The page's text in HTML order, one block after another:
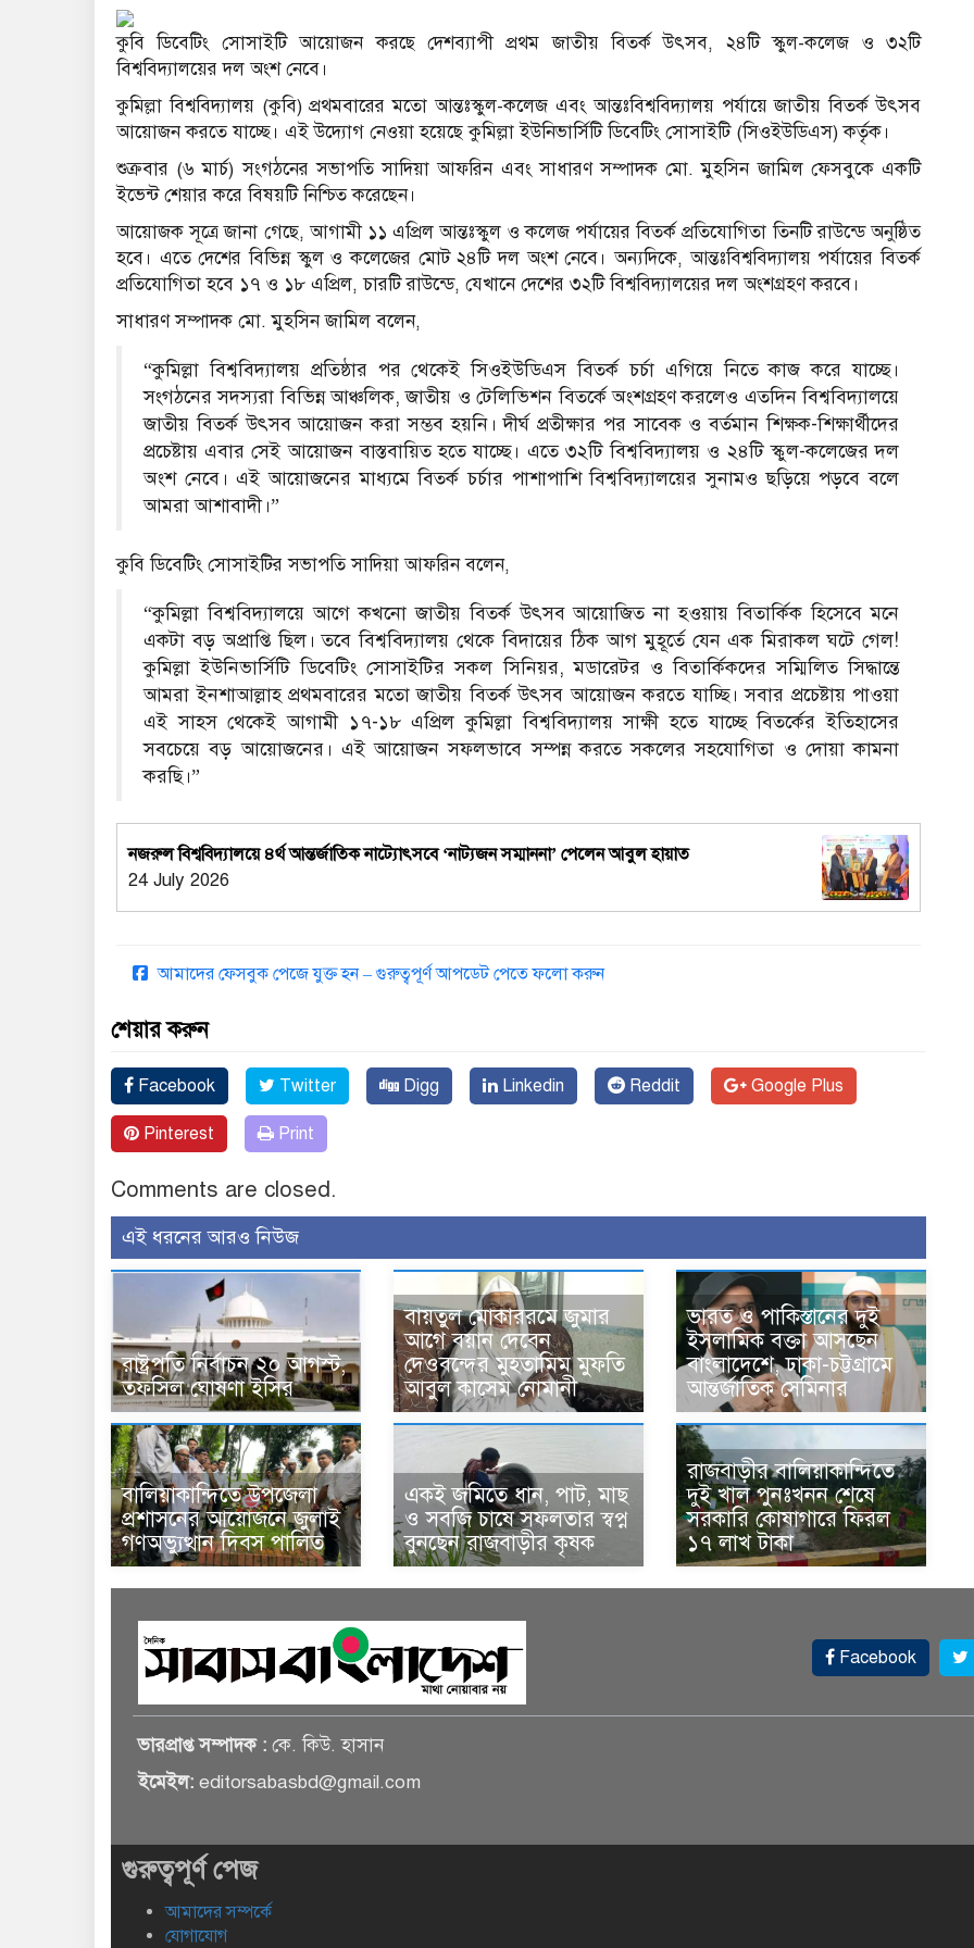
কুবি ডিবেটিং সোসাইটি আয়োজন করছে দেশব্যাপী প্রথম জাতীয় বিতর্ক উৎসব, ২৪টি স্কুল-কলেজ ও ৩২টি
বিশ্ববিদ্যালয়ের দল অংশ নেবে।
কুমিল্লা বিশ্ববিদ্যালয় (কুবি) প্রথমবারের মতো আন্তঃস্কুল-কলেজ এবং আন্তঃবিশ্ববিদ্যালয় পর্যায়ে জাতীয় বিতর্ক উৎসব
আয়োজন করতে যাচ্ছে। এই উদ্যোগ নেওয়া হয়েছে কুমিল্লা ইউনিভার্সিটি ডিবেটিং সোসাইটি (সিওইউডিএস) কর্তৃক।
শুক্রবার (৬ মার্চ) সংগঠনের সভাপতি সাদিয়া আফরিন এবং সাধারণ সম্পাদক মো. মুহসিন জামিল ফেসবুকে একটি
ইভেন্ট শেয়ার করে বিষয়টি নিশ্চিত করেছেন।
আয়োজক সূত্রে জানা গেছে, আগামী ১১ এপ্রিল আন্তঃস্কুল ও কলেজ পর্যায়ের বিতর্ক প্রতিযোগিতা তিনটি রাউন্ডে অনুষ্ঠিত
হবে। এতে দেশের বিভিন্ন স্কুল ও কলেজের মোট ২৪টি দল অংশ নেবে। অন্যদিকে, আন্তঃবিশ্ববিদ্যালয় পর্যায়ের বিতর্ক
প্রতিযোগিতা হবে ১৭ ও ১৮ এপ্রিল, চারটি রাউন্ডে, যেখানে দেশের ৩২টি বিশ্ববিদ্যালয়ের দল অংশগ্রহণ করবে।
সাধারণ সম্পাদক মো. মুহসিন জামিল বলেন,
“কুমিল্লা বিশ্ববিদ্যালয় প্রতিষ্ঠার পর থেকেই সিওইউডিএস বিতর্ক চর্চা এগিয়ে নিতে কাজ করে যাচ্ছে।
সংগঠনের সদস্যরা বিভিন্ন আঞ্চলিক, জাতীয় ও টেলিভিশন বিতর্কে অংশগ্রহণ করলেও এতদিন বিশ্ববিদ্যালয়ে
জাতীয় বিতর্ক উৎসব আয়োজন করা সম্ভব হয়নি। দীর্ঘ প্রতীক্ষার পর সাবেক ও বর্তমান শিক্ষক-শিক্ষার্থীদের
প্রচেষ্টায় এবার সেই আয়োজন বাস্তবায়িত হতে যাচ্ছে। এতে ৩২টি বিশ্ববিদ্যালয় ও ২৪টি স্কুল-কলেজের দল
অংশ নেবে। এই আয়োজনের মাধ্যমে বিতর্ক চর্চার পাশাপাশি বিশ্ববিদ্যালয়ের সুনামও ছড়িয়ে পড়বে বলে
আমরা আশাবাদী।”
কুবি ডিবেটিং সোসাইটির সভাপতি সাদিয়া আফরিন বলেন,
“কুমিল্লা বিশ্ববিদ্যালয়ে আগে কখনো জাতীয় বিতর্ক উৎসব আয়োজিত না হওয়ায় বিতার্কিক হিসেবে মনে
একটা বড় অপ্রাপ্তি ছিল। তবে বিশ্ববিদ্যালয় থেকে বিদায়ের ঠিক আগ মুহূর্তে যেন এক মিরাকল ঘটে গেল!
কুমিল্লা ইউনিভার্সিটি ডিবেটিং সোসাইটির সকল সিনিয়র, মডারেটর ও বিতার্কিকদের সম্মিলিত সিদ্ধান্তে
আমরা ইনশাআল্লাহ প্রথমবারের মতো জাতীয় বিতর্ক উৎসব আয়োজন করতে যাচ্ছি। সবার প্রচেষ্টায় পাওয়া
এই সাহস থেকেই আগামী ১৭-১৮ এপ্রিল কুমিল্লা বিশ্ববিদ্যালয় সাক্ষী হতে যাচ্ছে বিতর্কের ইতিহাসের
সবচেয়ে বড় আয়োজনের। এই আয়োজন সফলভাবে সম্পন্ন করতে সকলের সহযোগিতা ও দোয়া কামনা
করছি।”
নজরুল বিশ্ববিদ্যালয়ে ৪র্থ আন্তর্জাতিক নাট্যোৎসবে ‘নাট্যজন সম্মাননা’ পেলেন আবুল হায়াত
24 July 2026
আমাদের ফেসবুক পেজে যুক্ত হন – গুরুত্বপূর্ণ আপডেট পেতে ফলো করুন
শেয়ার করুন
Facebook Twitter Digg Linkedin Reddit Google Plus
Pinterest Print
Comments are closed.
এই ধরনের আরও নিউজ
রাষ্ট্রপতি নির্বাচন ২০ আগস্ট,
তফসিল ঘোষণা ইসির
বায়তুল মোকাররমে জুমার
আগে বয়ান দেবেন
দেওবন্দের মুহতামিম মুফতি
আবুল কাসেম নোমানী
ভারত ও পাকিস্তানের দুই
ইসলামিক বক্তা আসছেন
বাংলাদেশে, ঢাকা-চট্টগ্রামে
আন্তর্জাতিক সেমিনার
বালিয়াকান্দিতে উপজেলা
প্রশাসনের আয়োজনে জুলাই
গণঅভ্যুত্থান দিবস পালিত
একই জমিতে ধান, পাট, মাছ
ও সবজি চাষে সফলতার স্বপ্ন
বুনছেন রাজবাড়ীর কৃষক
রাজবাড়ীর বালিয়াকান্দিতে
দুই খাল পুনঃখনন শেষে
সরকারি কোষাগারে ফিরল
১৭ লাখ টাকা
Facebook
ভারপ্রাপ্ত সম্পাদক : কে. কিউ. হাসান
ইমেইল: editorsabasbd@gmail.com
গুরুত্বপূর্ণ পেজ
আমাদের সম্পর্কে
যোগাযোগ